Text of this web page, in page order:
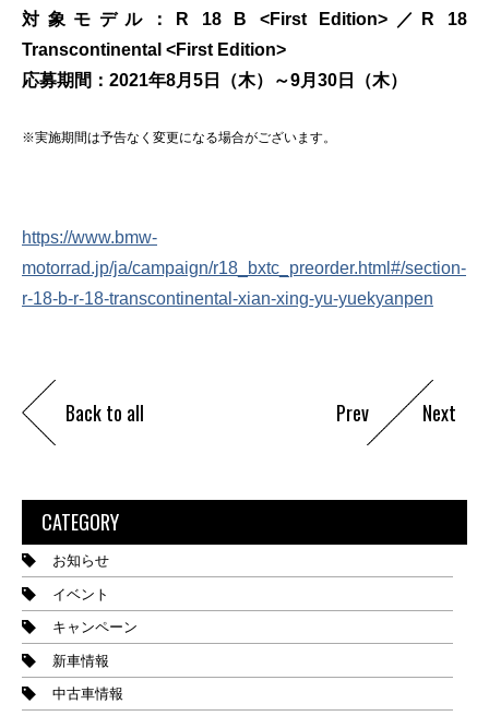
対象モデル：R 18 B <First Edition>／R 18
Transcontinental <First Edition>
応募期間：2021年8月5日（木）～9月30日（木）
※実施期間は予告なく変更になる場合がございます。
https://www.bmw-
motorrad.jp/ja/campaign/r18_bxtc_preorder.html#/section-
r-18-b-r-18-transcontinental-xian-xing-yu-yuekyanpen
Back to all Prev Next
CATEGORY
お知らせ
イベント
キャンペーン
新車情報
中古車情報